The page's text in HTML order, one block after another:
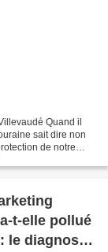
Quand il
sait dire non
de notre
t-elle pollué
le diagnostic